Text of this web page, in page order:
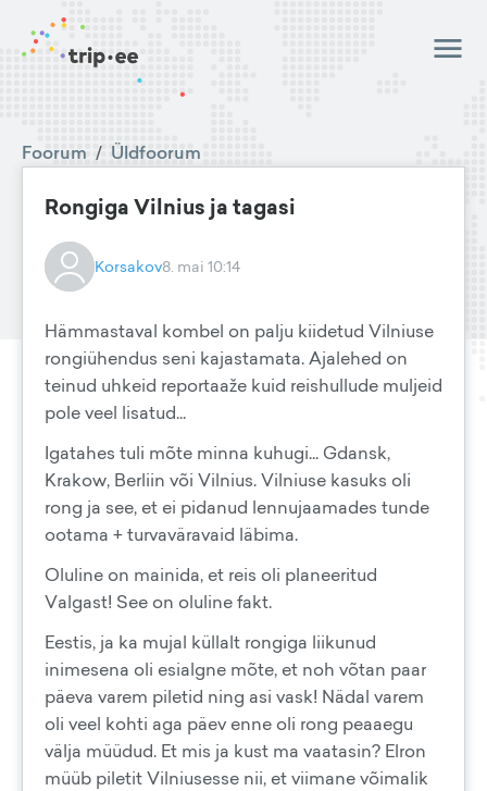
Foorum / Üldfoorum
Rongiga Vilnius ja tagasi
Korsakov8. mai 10:14
Hämmastaval kombel on palju kiidetud Vilniuse
rongiühendus seni kajastamata. Ajalehed on
teinud uhkeid reportaaže kuid reishullude muljeid
pole veel lisatud...
Igatahes tuli mõte minna kuhugi... Gdansk,
Krakow, Berliin või Vilnius. Vilniuse kasuks oli
rong ja see, et ei pidanud lennujaamades tunde
ootama + turvaväravaid läbima.
Oluline on mainida, et reis oli planeeritud
Valgast! See on oluline fakt.
Eestis, ja ka mujal küllalt rongiga liikunud
inimesena oli esialgne mõte, et noh võtan paar
päeva varem piletid ning asi vask! Nädal varem
oli veel kohti aga päev enne oli rong peaaegu
välja müüdud. Et mis ja kust ma vaatasin? Elron
müüb piletit Vilniusesse nii, et viimane võimalik